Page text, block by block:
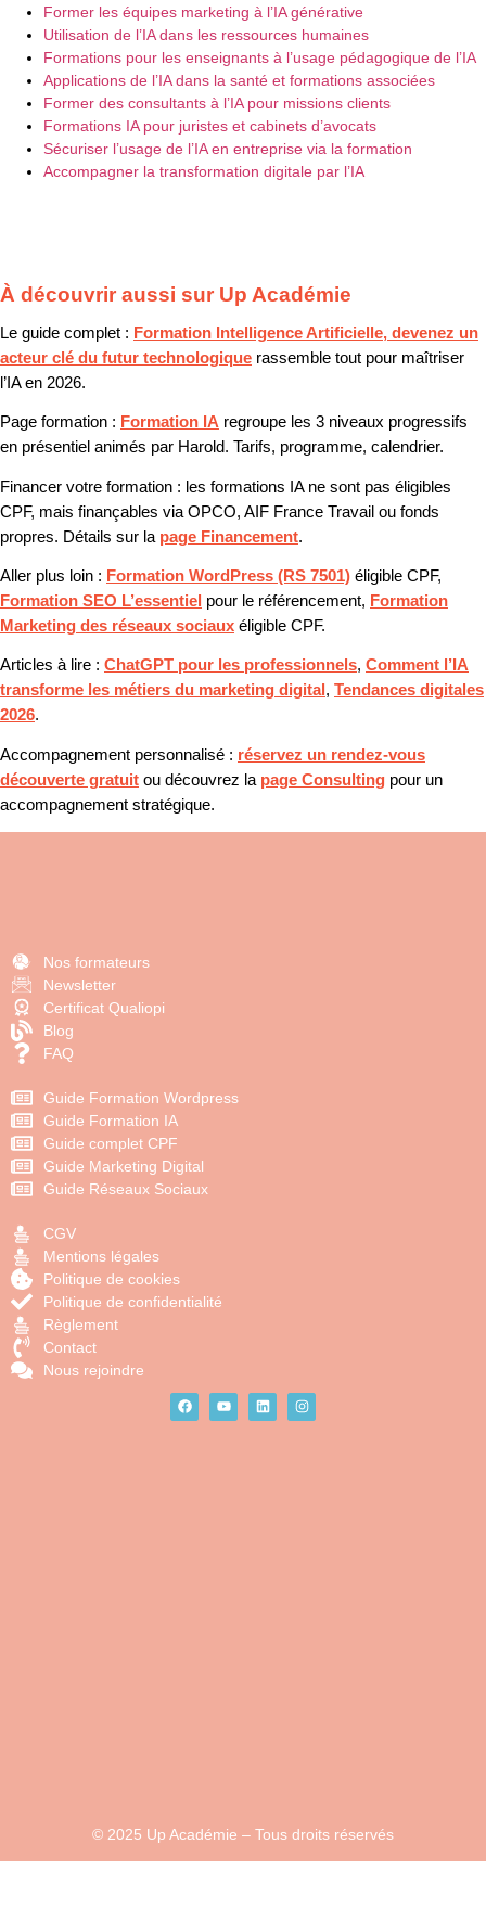
Former les équipes marketing à l’IA générative
Utilisation de l’IA dans les ressources humaines
Formations pour les enseignants à l’usage pédagogique de l’IA
Applications de l’IA dans la santé et formations associées
Former des consultants à l’IA pour missions clients
Formations IA pour juristes et cabinets d’avocats
Sécuriser l’usage de l’IA en entreprise via la formation
Accompagner la transformation digitale par l’IA
À découvrir aussi sur Up Académie
Le guide complet : Formation Intelligence Artificielle, devenez un
acteur clé du futur technologique rassemble tout pour maîtriser
l’IA en 2026.
Page formation : Formation IA regroupe les 3 niveaux progressifs
en présentiel animés par Harold. Tarifs, programme, calendrier.
Financer votre formation : les formations IA ne sont pas éligibles
CPF, mais finançables via OPCO, AIF France Travail ou fonds
propres. Détails sur la page Financement.
Aller plus loin : Formation WordPress (RS 7501) éligible CPF,
Formation SEO L’essentiel pour le référencement, Formation
Marketing des réseaux sociaux éligible CPF.
Articles à lire : ChatGPT pour les professionnels, Comment l’IA
transforme les métiers du marketing digital , Tendances digitales
2026.
Accompagnement personnalisé : réservez un rendez-vous
découverte gratuit ou découvrez la page Consulting pour un
accompagnement stratégique.
Nos formateurs
Newsletter
Certificat Qualiopi
Blog
FAQ
Guide Formation Wordpress
Guide Formation IA
Guide complet CPF
Guide Marketing Digital
Guide Réseaux Sociaux
CGV
Mentions légales
Politique de cookies
Politique de confidentialité
Règlement
Contact
Nous rejoindre
© 2025 Up Académie – Tous droits réservés